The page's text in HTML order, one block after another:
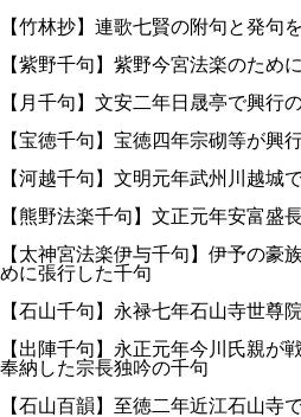
【竹林抄】連歌七賢の附句と発句
【紫野千句】紫野今宮法楽のため
【月千句】文安二年日晟亭で興行
【宝徳千句】宝徳四年宗砌等が興
【河越千句】文明元年武州川越城
【熊野法楽千句】文正元年安富盛
【太神宮法楽伊与千句】伊予の豪
めに張行した千句
【石山千句】永禄七年石山寺世尊
【出陣千句】永正元年今川氏親が
奉納した宗長独吟の千句
【石山百韻】至徳二年近江石山寺